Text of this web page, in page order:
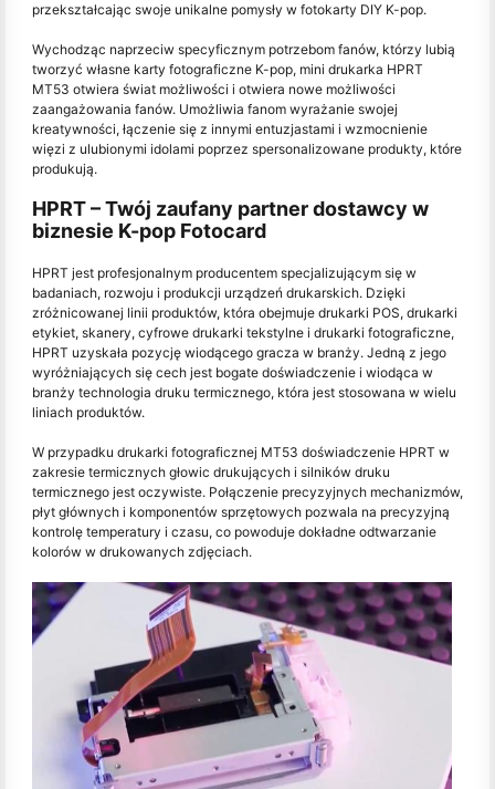
przekształcając swoje unikalne pomysły w fotokarty DIY K-pop.
Wychodząc naprzeciw specyficznym potrzebom fanów, którzy lubią
tworzyć własne karty fotograficzne K-pop, mini drukarka HPRT
MT53 otwiera świat możliwości i otwiera nowe możliwości
zaangażowania fanów. Umożliwia fanom wyrażanie swojej
kreatywności, łączenie się z innymi entuzjastami i wzmocnienie
więzi z ulubionymi idolami poprzez spersonalizowane produkty, które
produkują.
HPRT – Twój zaufany partner dostawcy w
biznesie K-pop Fotocard
HPRT jest profesjonalnym producentem specjalizującym się w
badaniach, rozwoju i produkcji urządzeń drukarskich. Dzięki
zróżnicowanej linii produktów, która obejmuje drukarki POS, drukarki
etykiet, skanery, cyfrowe drukarki tekstylne i drukarki fotograficzne,
HPRT uzyskała pozycję wiodącego gracza w branży. Jedną z jego
wyróżniających się cech jest bogate doświadczenie i wiodąca w
branży technologia druku termicznego, która jest stosowana w wielu
liniach produktów.
W przypadku drukarki fotograficznej MT53 doświadczenie HPRT w
zakresie termicznych głowic drukujących i silników druku
termicznego jest oczywiste. Połączenie precyzyjnych mechanizmów,
płyt głównych i komponentów sprzętowych pozwala na precyzyjną
kontrolę temperatury i czasu, co powoduje dokładne odtwarzanie
kolorów w drukowanych zdjęciach.